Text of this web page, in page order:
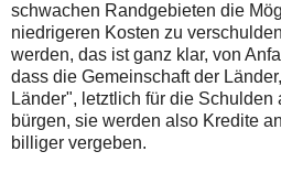
schwachen Randgebieten die
niedrigeren Kosten zu
werden, das ist ganz klar, von
dass die Gemeinschaft der
Länder", letztlich für die
bürgen, sie werden also Kredite
billiger vergeben.